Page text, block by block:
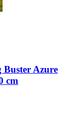
Buster Azure
cm